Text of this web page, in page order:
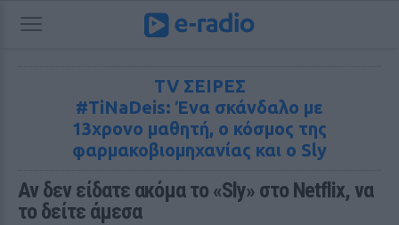
TV ΣΕΙΡΕΣ
#TiNaDeis: Ένα σκάνδαλο με
13χρονο μαθητή, ο κόσμος της
φαρμακοβιομηχανίας και ο Sly
Αν δεν είδατε ακόμα το «Sly» στο Netflix, να
το δείτε άμεσα